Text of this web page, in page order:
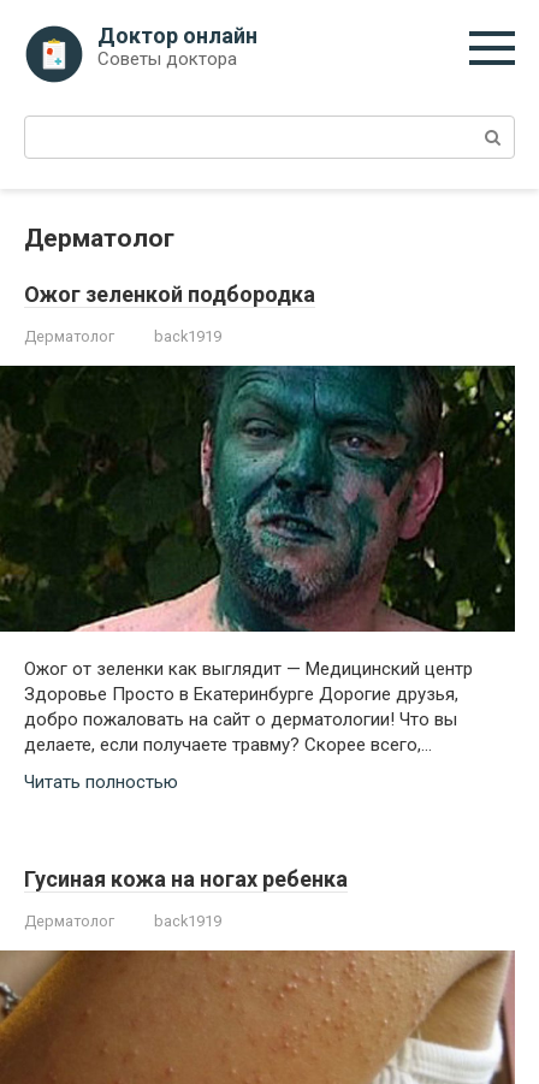
контенту
Доктор онлайн
Советы доктора
Поиск:
Дерматолог
Ожог зеленкой подбородка
Дерматолог back1919
Ожог от зеленки как выглядит — Медицинский центр
Здоровье Просто в Екатеринбурге Дорогие друзья,
добро пожаловать на сайт о дерматологии! Что вы
делаете, если получаете травму? Скорее всего,…
Читать полностью
Гусиная кожа на ногах ребенка
Дерматолог back1919